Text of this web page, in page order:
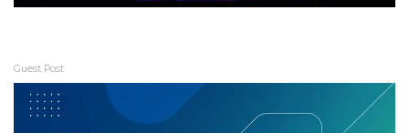
Guest Post